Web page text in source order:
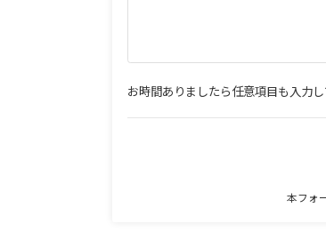
お時間ありましたら任意項目も入力し
本フォ